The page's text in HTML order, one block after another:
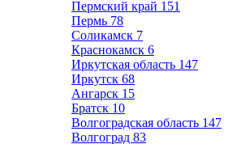
Пермский край 151
Пермь 78
Соликамск 7
Краснокамск 6
Иркутская область 147
Иркутск 68
Ангарск 15
Братск 10
Волгоградская область 147
Волгоград 83